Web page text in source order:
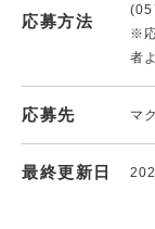
応募方法
※
者
応募先 マ
最終更新日